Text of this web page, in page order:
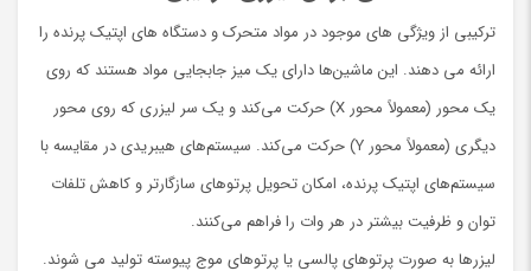
ترکیبی از ویژگی های موجود در مواد متحرک و دستگاه های اپتیک پرنده را
ارائه می دهند. این ماشین‌ها دارای یک میز جابجایی مواد هستند که روی
یک محور (معمولاً محور X) حرکت می‌کند و یک سر لیزری که روی محور
دیگری (معمولاً محور Y) حرکت می‌کند. سیستم‌های هیبریدی در مقایسه با
سیستم‌های اپتیک پرنده، امکان تحویل پرتوهای سازگارتر و کاهش تلفات
توان و ظرفیت بیشتر در هر وات را فراهم می‌کنند.
لیزرها به صورت پرتوهای پالسی یا پرتوهای موج پیوسته تولید می شوند.